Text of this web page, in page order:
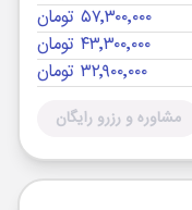
۵۷٬۳۰۰٬۰۰۰ تومان
۴۳٬۳۰۰٬۰۰۰ تومان
۳۲٬۹۰۰٬۰۰۰ تومان
مشاوره و رزرو رایگان